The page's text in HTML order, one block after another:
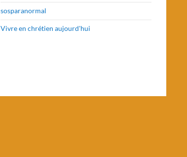
sosparanormal
Vivre en chrétien aujourd'hui